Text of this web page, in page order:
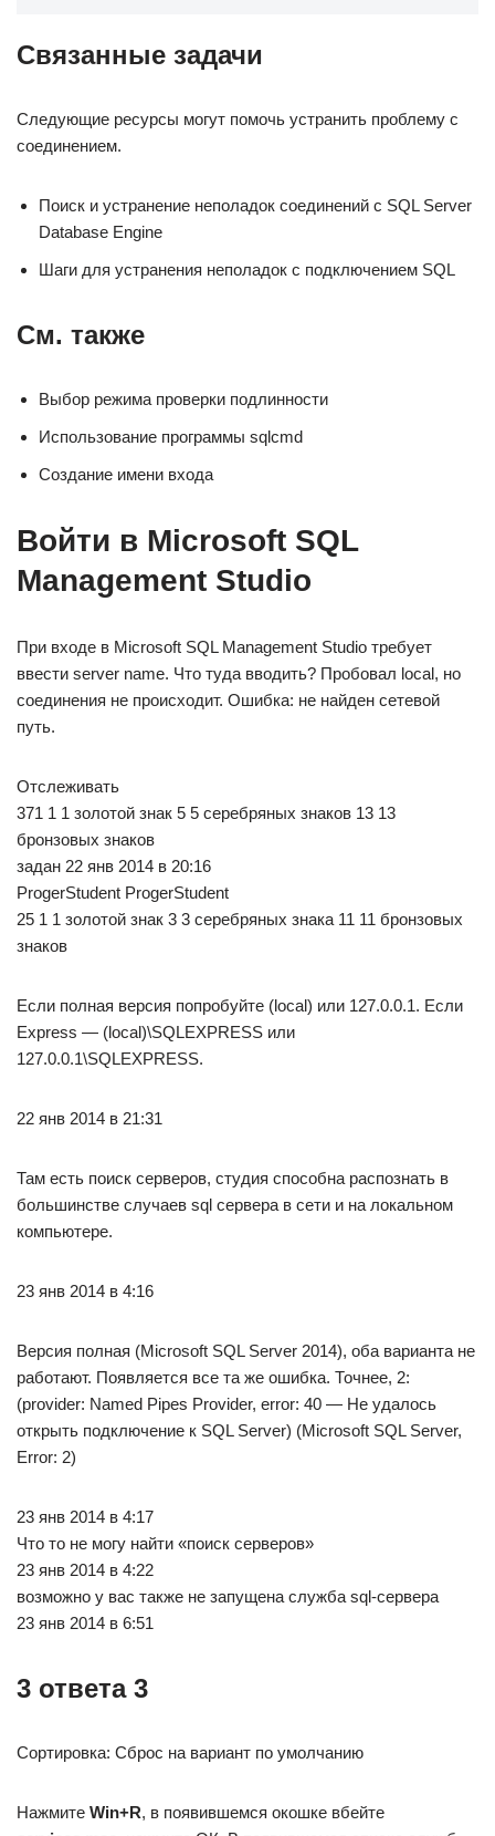
Связанные задачи
Следующие ресурсы могут помочь устранить проблему с
соединением.
Поиск и устранение неполадок соединений с SQL Server
Database Engine
Шаги для устранения неполадок с подключением SQL
См. также
Выбор режима проверки подлинности
Использование программы sqlcmd
Создание имени входа
Войти в Microsoft SQL
Management Studio
При входе в Microsoft SQL Management Studio требует
ввести server name. Что туда вводить? Пробовал local, но
соединения не происходит. Ошибка: не найден сетевой
путь.
Отслеживать
371 1 1 золотой знак 5 5 серебряных знаков 13 13
бронзовых знаков
задан 22 янв 2014 в 20:16
ProgerStudent ProgerStudent
25 1 1 золотой знак 3 3 серебряных знака 11 11 бронзовых
знаков
Если полная версия попробуйте (local) или 127.0.0.1. Если
Express — (local)\SQLEXPRESS или
127.0.0.1\SQLEXPRESS.
22 янв 2014 в 21:31
Там есть поиск серверов, студия способна распознать в
большинстве случаев sql сервера в сети и на локальном
компьютере.
23 янв 2014 в 4:16
Версия полная (Microsoft SQL Server 2014), оба варианта не
работают. Появляется все та же ошибка. Точнее, 2:
(provider: Named Pipes Provider, error: 40 — Не удалось
открыть подключение к SQL Server) (Microsoft SQL Server,
Error: 2)
23 янв 2014 в 4:17
Что то не могу найти «поиск серверов»
23 янв 2014 в 4:22
возможно у вас также не запущена служба sql-сервера
23 янв 2014 в 6:51
3 ответа 3
Сортировка: Сброс на вариант по умолчанию
Нажмите Win+R, в появившемся окошке вбейте